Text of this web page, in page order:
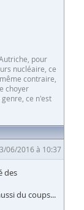
pour
nucléaire, ce
contraire,
choyer
ce n'est
06/2016 à 10:37
des
du coups...